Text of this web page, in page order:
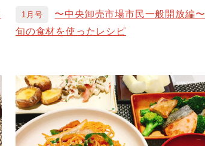
1月号
〜中央卸売市場市民一般開放編〜
旬の食材を使ったレシピ